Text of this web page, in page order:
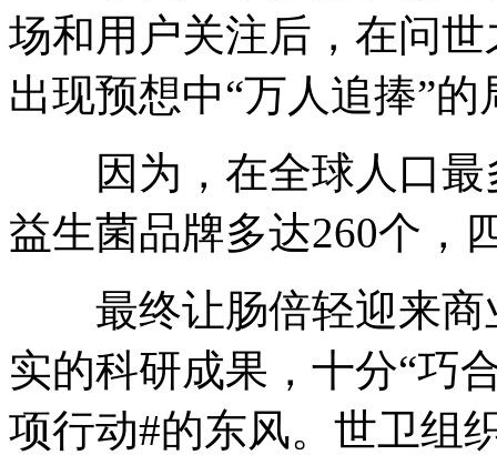
场和用户关注后，在问
出现预想中“万人追捧”的
因为，在全球人口最
益生菌品牌多达260个，
最终让肠倍轻迎来商
实的科研成果，十分“巧
项行动#的东风。世卫组